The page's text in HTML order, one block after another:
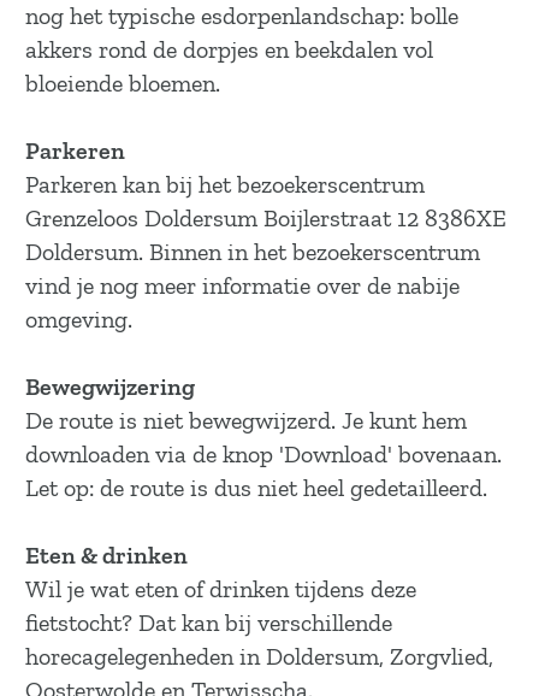
nog het typische esdorpenlandschap: bolle
akkers rond de dorpjes en beekdalen vol
bloeiende bloemen.
Parkeren
Parkeren kan bij het bezoekerscentrum
Grenzeloos Doldersum Boijlerstraat 12 8386XE
Doldersum. Binnen in het bezoekerscentrum
vind je nog meer informatie over de nabije
omgeving.
Bewegwijzering
De route is niet bewegwijzerd. Je kunt hem
downloaden via de knop 'Download' bovenaan.
Let op: de route is dus niet heel gedetailleerd.
Eten & drinken
Wil je wat eten of drinken tijdens deze
fietstocht? Dat kan bij verschillende
horecagelegenheden in Doldersum, Zorgvlied,
Oosterwolde en Terwisscha.